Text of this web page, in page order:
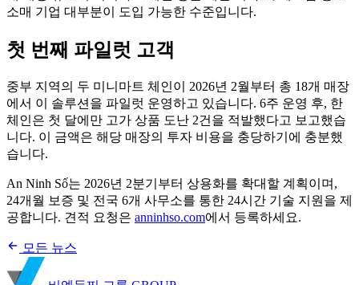
소매 기업 대부분이 도입 가능한 수준입니다.
첫 번째 파일럿 고객
중부 지역의 두 미니마트 체인이 2026년 2월부터 총 18개 매장
에서 이 솔루션을 파일럿 운영하고 있습니다. 6주 운영 후, 한
체인은 첫 달에만 고가 상품 도난 2건을 적발했다고 보고했습
니다. 이 금액은 해당 매장의 투자 비용을 충당하기에 충분했
습니다.
An Ninh Số는 2026년 2분기부터 상용화를 확대할 계획이며,
24개월 보증 및 전국 6개 사무소를 통한 24시간 기술 지원을 제
공합니다. 견적 요청은 anninhso.com에서 등록하세요.
모든 뉴스